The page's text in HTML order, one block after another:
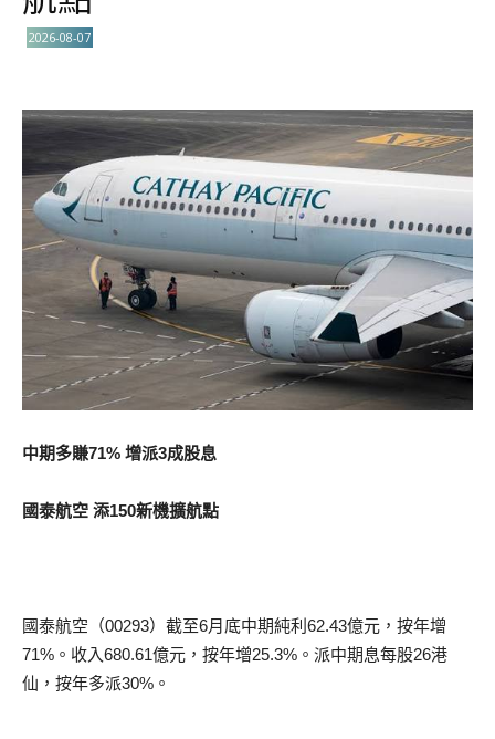
2026-08-07
中期多賺71% 增派3成股息
國泰航空 添150新機擴航點
國泰航空（00293）截至6月底中期純利62.43億元，按年增
71%。收入680.61億元，按年增25.3%。派中期息每股26港
仙，按年多派30%。